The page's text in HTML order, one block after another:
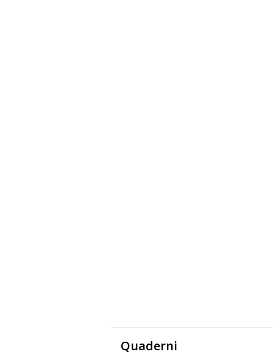
Quaderni